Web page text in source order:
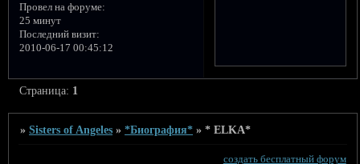
Провел на форуме:
25 минут
Последний визит:
2010-06-17 00:45:12
Страница: 1
»Sisters of Angeles »*Биография* »* ELKA*
создать бесплатный форум